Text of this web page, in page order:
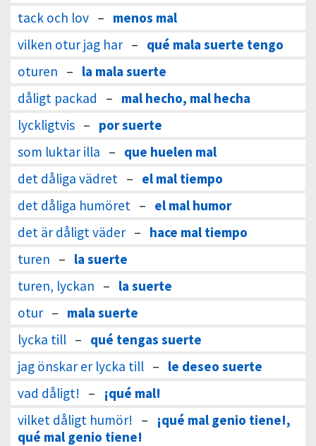
tack och lov – menos mal
vilken otur jag har – qué mala suerte tengo
oturen – la mala suerte
dåligt packad
– mal hecho, mal hecha
lyckligtvis – por suerte
som luktar illa – que huelen mal
det dåliga vädret – el mal tiempo
det dåliga humöret – el mal humor
det är dåligt väder – hace mal tiempo
turen – la suerte
turen, lyckan – la suerte
otur – mala suerte
lycka till – qué tengas suerte
jag önskar er lycka till – le deseo suerte
vad dåligt! –
¡qué mal!
vilket dåligt humör! –
¡qué mal genio tiene!,
qué mal genio tiene!